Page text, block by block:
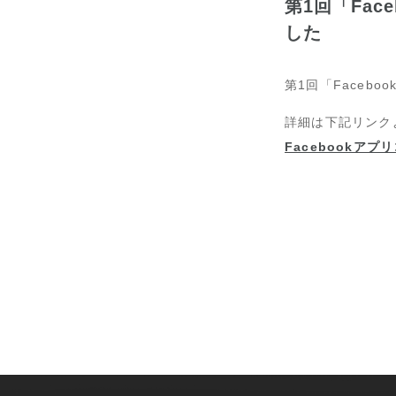
第1回「
した
第1回「
詳細は下記リン
Facebookアプリ